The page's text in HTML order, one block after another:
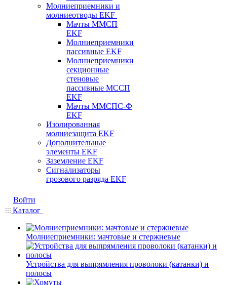
Молниеприемники и
молниеотводы EKF
Мачты ММСП
EKF
Молниеприемники
пассивные EKF
Молниеприемники
секционные
стеновые
пассивные МССП
EKF
Мачты ММСПС-Ф
EKF
Изолированная
молниезащита EKF
Дополнительные
элементы EKF
Заземление EKF
Сигнализаторы
грозового разряда EKF
Войти
Каталог
Молниеприемники: мачтовые и стержневые
Устройства для выпрямления проволоки (катанки) и
полосы